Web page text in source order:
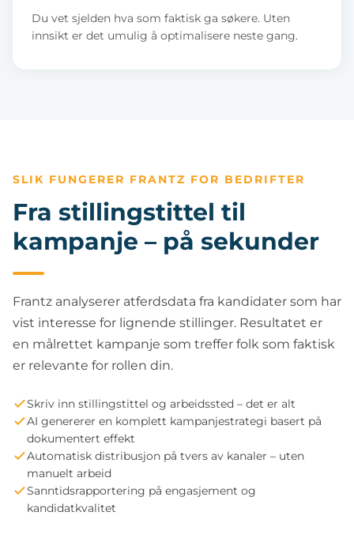
Du vet sjelden hva som faktisk ga søkere. Uten
innsikt er det umulig å optimalisere neste gang.
SLIK FUNGERER FRANTZ FOR BEDRIFTER
Fra stillingstittel til
kampanje – på sekunder
Frantz analyserer atferdsdata fra kandidater som har
vist interesse for lignende stillinger. Resultatet er
en målrettet kampanje som treffer folk som faktisk
er relevante for rollen din.
Skriv inn stillingstittel og arbeidssted – det er alt
AI genererer en komplett kampanjestrategi basert på
dokumentert effekt
Automatisk distribusjon på tvers av kanaler – uten
manuelt arbeid
Sanntidsrapportering på engasjement og
kandidatkvalitet